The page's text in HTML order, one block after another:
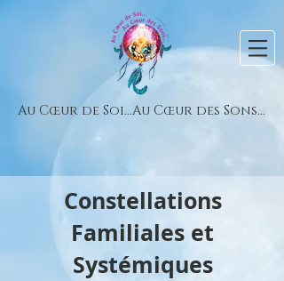
Au Cœur de Soi...Au Cœur des Sons...
Constellations
Familiales et
Systémiques